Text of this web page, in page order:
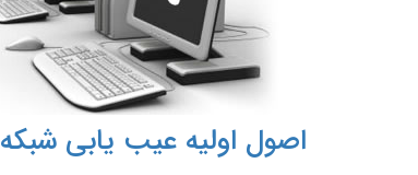
اصول اولیه عیب یابی شبکه